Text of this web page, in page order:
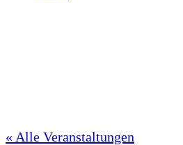
« Alle Veranstaltungen